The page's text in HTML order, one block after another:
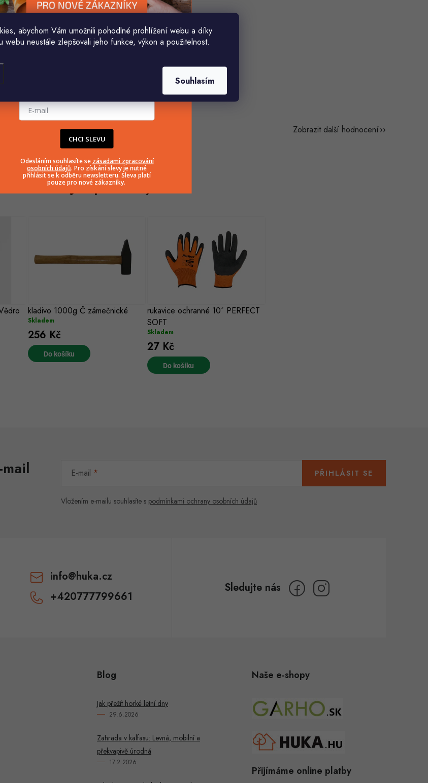
abychom Vám umožnili pohodlné prohlížení webu a díky
webu neustále zlepšovali jeho funkce, výkon a použitelnost.
Souhlasím
Zobrazit další hodnocení
Související produkty
kladivo 1000g Č zámečnické
Skladem
256 Kč
Do košíku
rukavice ochranné 10´ PERFECT
SOFT
Skladem
27 Kč
Do košíku
E-mail
Vložením e-mailu souhlasíte s podmínkami ochrany osobních údajů
PŘIHLÁSIT SE
info@huka.cz
+420777799661
Blog
Jak přežít horké letní dny
29.6.2026
Zahrada v kalfasu: Levná, mobilní a
překvapivě úrodná
17.2.2026
Naše e-shopy
Přijímáme online platby
CHCI SLEVU
Odesláním souhlasíte se zásadami zpracování
osobních údajů. Pro získání slevy je nutné
přihlásit se k odběru newsletteru. Sleva platí
pouze pro nové zákazníky.